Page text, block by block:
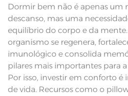
Observações
Pode
cor,
e
nas
Linha
Dormir bem não é apenas um
descanso, mas uma
equilíbrio do corpo e da
organismo se regenera,
imunológico e consolida
pilares mais importantes para
Por isso, investir em conforto
de vida. Recursos como o